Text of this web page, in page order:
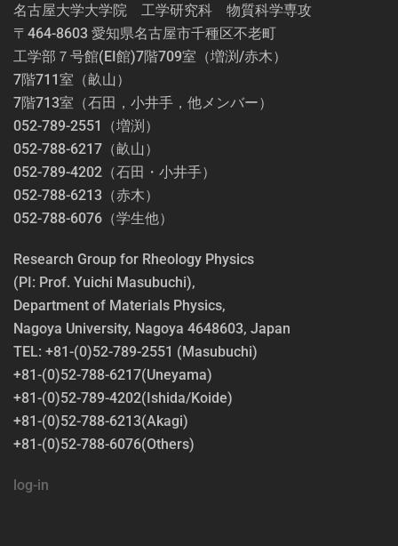
名古屋大学大学院 工学研究科 物質科学専攻
〒464-8603 愛知県名古屋市千種区不老町
工学部７号館(EI館)7階709室（増渕/赤木）
7階711室（畝山）
7階713室（石田，小井手，他メンバー）
052-789-2551（増渕）
052-788-6217（畝山）
052-789-4202（石田・小井手）
052-788-6213（赤木）
052-788-6076（学生他）
Research Group for Rheology Physics
(PI: Prof. Yuichi Masubuchi),
Department of Materials Physics,
Nagoya University, Nagoya 4648603, Japan
TEL: +81-(0)52-789-2551 (Masubuchi)
+81-(0)52-788-6217(Uneyama)
+81-(0)52-789-4202(Ishida/Koide)
+81-(0)52-788-6213(Akagi)
+81-(0)52-788-6076(Others)
log-in